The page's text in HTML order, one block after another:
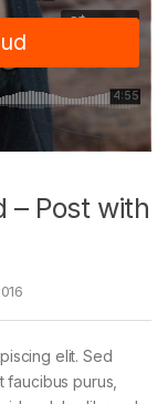
– Post with
elit. Sed
faucibus purus,